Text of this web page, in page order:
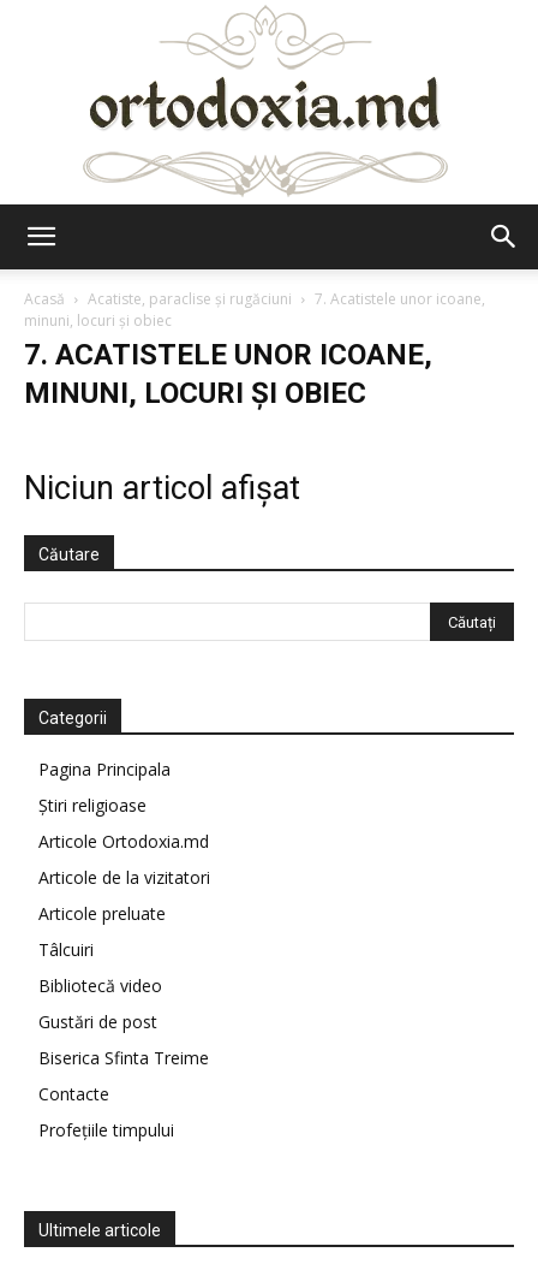
Acasă Acatiste, paraclise și rugăciuni
7. Acatistele unor icoane,
minuni, locuri și obiec
7. ACATISTELE UNOR ICOANE,
MINUNI, LOCURI ȘI OBIEC
Niciun articol afișat
Căutare
Categorii
Pagina Principala
Știri religioase
Articole Ortodoxia.md
Articole de la vizitatori
Articole preluate
Tâlcuiri
Bibliotecă video
Gustări de post
Biserica Sfinta Treime
Contacte
Profețiile timpului
Ultimele articole